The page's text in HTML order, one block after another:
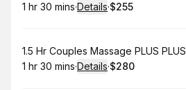
. Duration:
1 hr 30 mins·Details·
.Price
$255
Book
1.5 Hr Couples Massage PLUS PLUS
. Duration:
1 hr 30 mins·Details·
.Price
$280